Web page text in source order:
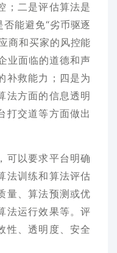
；二是评估算法是
能避免“劣币驱逐
商和买家的风控能
业面临的道德和声
补救能力；四是为
法方面的信息透明
打交道等方面做出
可以要求平台明确
法训练和算法评估
量、算法预测或优
法运行效果等。评
性、透明度、安全